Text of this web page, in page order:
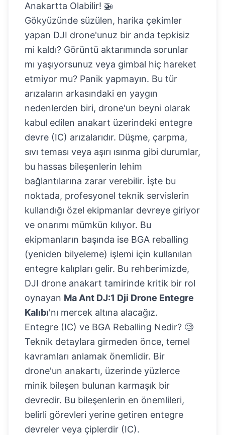
Anakartta Olabilir! 🚁
Gökyüzünde süzülen, harika çekimler
yapan DJI drone'unuz bir anda tepkisiz
mi kaldı? Görüntü aktarımında sorunlar
mı yaşıyorsunuz veya gimbal hiç hareket
etmiyor mu? Panik yapmayın. Bu tür
arızaların arkasındaki en yaygın
nedenlerden biri, drone'un beyni olarak
kabul edilen anakart üzerindeki entegre
devre (IC) arızalarıdır. Düşme, çarpma,
sıvı teması veya aşırı ısınma gibi durumlar,
bu hassas bileşenlerin lehim
bağlantılarına zarar verebilir. İşte bu
noktada, profesyonel teknik servislerin
kullandığı özel ekipmanlar devreye giriyor
ve onarımı mümkün kılıyor. Bu
ekipmanların başında ise BGA reballing
(yeniden bilyeleme) işlemi için kullanılan
entegre kalıpları gelir. Bu rehberimizde,
DJI drone anakart tamirinde kritik bir rol
oynayan Ma Ant DJ:1 Dji Drone Entegre
Kalıbı'nı mercek altına alacağız.
Entegre (IC) ve BGA Reballing Nedir? 🧐
Teknik detaylara girmeden önce, temel
kavramları anlamak önemlidir. Bir
drone'un anakartı, üzerinde yüzlerce
minik bileşen bulunan karmaşık bir
devredir. Bu bileşenlerin en önemlileri,
belirli görevleri yerine getiren entegre
devreler veya çiplerdir (IC).